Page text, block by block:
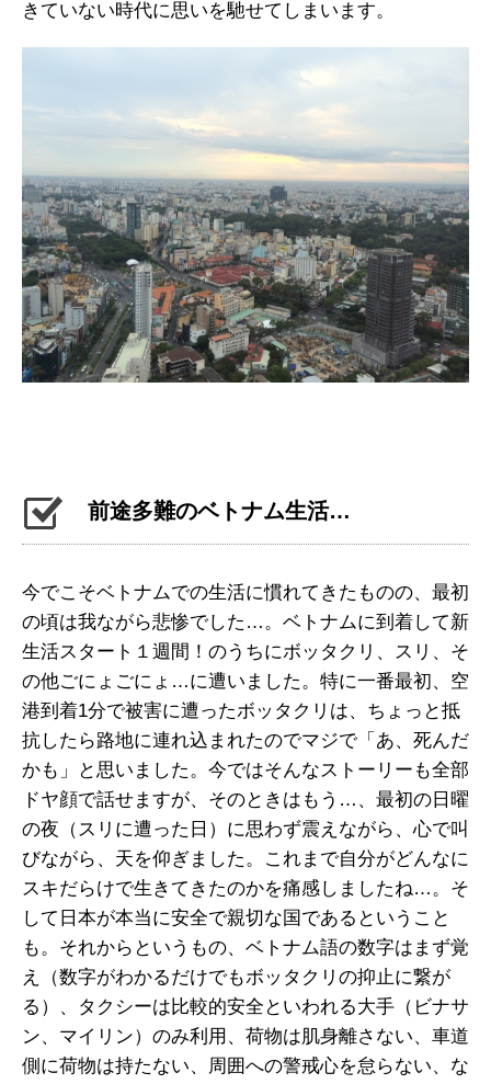
きていない時代に思いを馳せてしまいます。
前途多難のベトナム生活…
今でこそベトナムでの生活に慣れてきたものの、最初
の頃は我ながら悲惨でした…。ベトナムに到着して新
生活スタート１週間！のうちにボッタクリ、スリ、そ
の他ごにょごにょ…に遭いました。特に一番最初、空
港到着1分で被害に遭ったボッタクリは、ちょっと抵
抗したら路地に連れ込まれたのでマジで「あ、死んだ
かも」と思いました。今ではそんなストーリーも全部
ドヤ顔で話せますが、そのときはもう…、最初の日曜
の夜（スリに遭った日）に思わず震えながら、心で叫
びながら、天を仰ぎました。これまで自分がどんなに
スキだらけで生きてきたのかを痛感しましたね…。そ
して日本が本当に安全で親切な国であるということ
も。それからというもの、ベトナム語の数字はまず覚
え（数字がわかるだけでもボッタクリの抑止に繋が
る）、タクシーは比較的安全といわれる大手（ビナサ
ン、マイリン）のみ利用、荷物は肌身離さない、車道
側に荷物は持たない、周囲への警戒心を怠らない、な